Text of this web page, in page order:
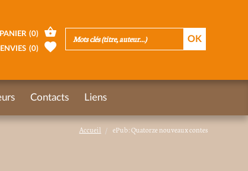
Accueil ePub : Quatorze nouveaux contes
(0)
(0)
Contacts Liens